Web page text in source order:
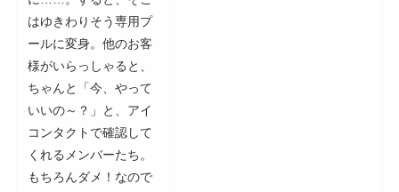
はゆきわりそう専用プ
ールに変身。他のお客
様がいらっしゃると、
ちゃんと「今、やって
いいの～？」と、アイ
コンタクトで確認して
くれるメンバーたち。
もちろんダメ！なので